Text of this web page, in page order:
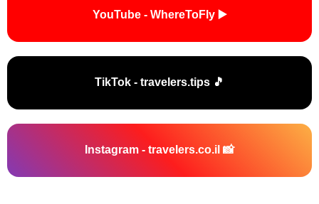
▶️ YouTube - WhereToFly
🎵 TikTok - travelers.tips
📸 Instagram - travelers.co.il